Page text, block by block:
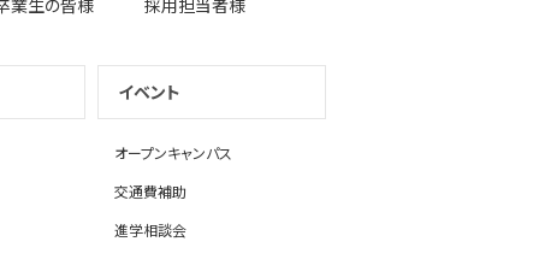
業生の皆様 採用担当者様
イベント
オープンキャンパス
交通費補助
進学相談会